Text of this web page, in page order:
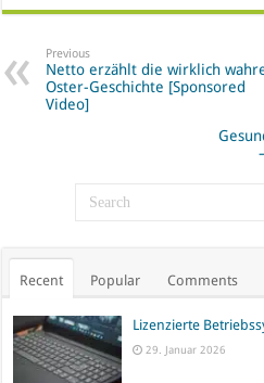
Previous
Netto erzählt die wirklich
Oster-Geschichte [Sponsored
Video]
Recent Popular Comments
Lizenzierte
29. Januar 2026